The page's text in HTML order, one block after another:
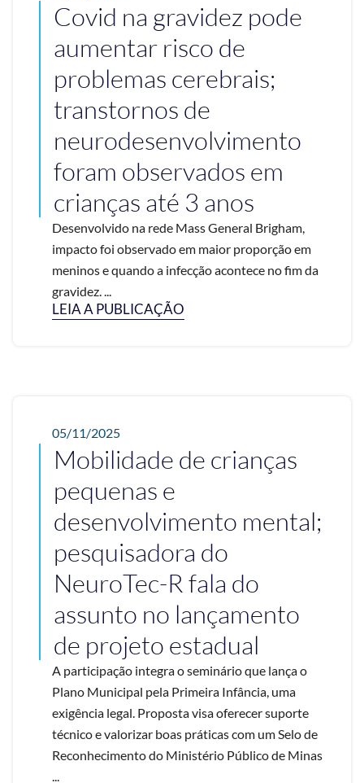
Covid na gravidez pode
aumentar risco de
problemas cerebrais;
transtornos de
neurodesenvolvimento
foram observados em
crianças até 3 anos
Desenvolvido na rede Mass General Brigham,
impacto foi observado em maior proporção em
meninos e quando a infecção acontece no fim da
gravidez. ...
LEIA A PUBLICAÇÃO
05/11/2025
Mobilidade de crianças
pequenas e
desenvolvimento mental;
pesquisadora do
NeuroTec-R fala do
assunto no lançamento
de projeto estadual
A participação integra o seminário que lança o
Plano Municipal pela Primeira Infância, uma
exigência legal. Proposta visa oferecer suporte
técnico e valorizar boas práticas com um Selo de
Reconhecimento do Ministério Público de Minas
...